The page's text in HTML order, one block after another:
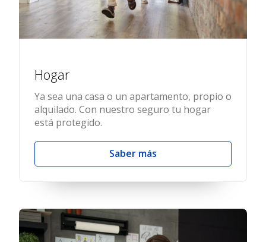
Hogar
Ya sea una casa o un apartamento, propio o
alquilado. Con nuestro seguro tu hogar
está protegido.
Saber más